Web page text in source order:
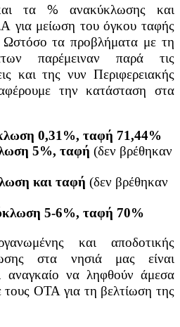
τα % ανακύκλωσης και
για μείωση του όγκου ταφής
Ωστόσο τα προβλήματα με τη
παρέμειναν παρά τις
και της νυν Περιφερειακής
την κατάσταση στα
0,31%, ταφή 71,44%
5%, ταφή (δεν βρέθηκαν
και ταφή (δεν βρέθηκαν
5-6%, ταφή 70%
και αποδοτικής
στα νησιά μας είναι
αναγκαίο να ληφθούν άμεσα
τους ΟΤΑ για τη βελτίωση της